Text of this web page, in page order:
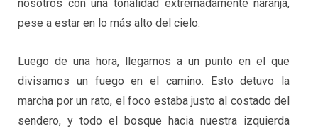
nosotros con una tonalidad extremadamente naranja,
pese a estar en lo más alto del cielo.
Luego de una hora, llegamos a un punto en el que
divisamos un fuego en el camino. Esto detuvo la
marcha por un rato, el foco estaba justo al costado del
sendero, y todo el bosque hacia nuestra izquierda